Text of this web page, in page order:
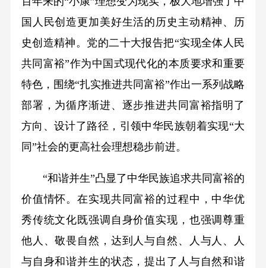
国人民创造更加美好生活的历史主动精神、历
史创造精神。党的二十大报告把“实现全体人民
共同富裕”作为中国式现代化的本质要求和重要
特色，围绕“扎实推进共同富裕”作出一系列战略
部署，为循序渐进、逐步推进共同富裕指明了
方向、设计了路径，引领中华民族朝着实现“大
同”社会的更高社会理想稳步前进。
“和谐并生”凸显了中华民族追求共同富裕的
价值情怀。在实现共同富裕的过程中，中华优
秀传统文化既强调自身价值实现，也强调尊重
他人、敬畏自然，达到人与自然、人与人、人
与自身和谐并生的状态，提出了人与自然和谐